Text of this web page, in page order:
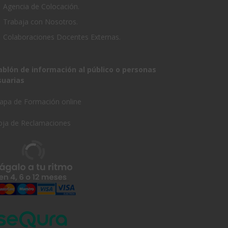
Agencia de Colocación.
Trabaja con Nosotros.
Colaboraciones Docentes Externas.
de información al público o personas
de Formación online
de Reclamaciones